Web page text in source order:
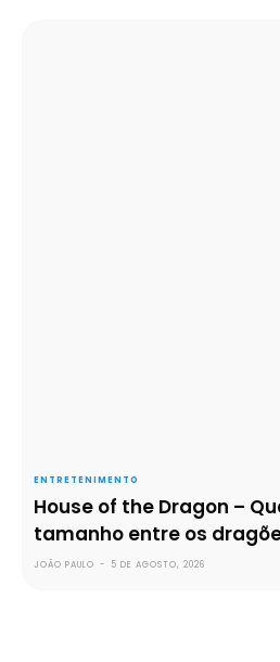
ENTRETENIMENTO
House of the Dragon –
tamanho entre os
JOÃO PAULO - 5 DE AGOSTO, 2026